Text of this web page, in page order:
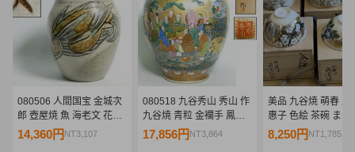
080506 人間国宝 金城次
郎 壺屋焼 魚 海老文 花器
花瓶 壺 置物
14,360円 NT3,107
080518 九谷秀山 秀山 作
九谷焼 青粒 金襴手 鳳凰
人物 花鳥画 花瓶 高さ
17,856円 NT3,864
美品 九谷焼 萌春 能
惠子 色絵 茶碗 まと
て 茶道具
8,250円 NT1,785